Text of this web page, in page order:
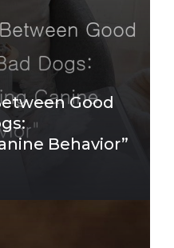
Good
Behavior”